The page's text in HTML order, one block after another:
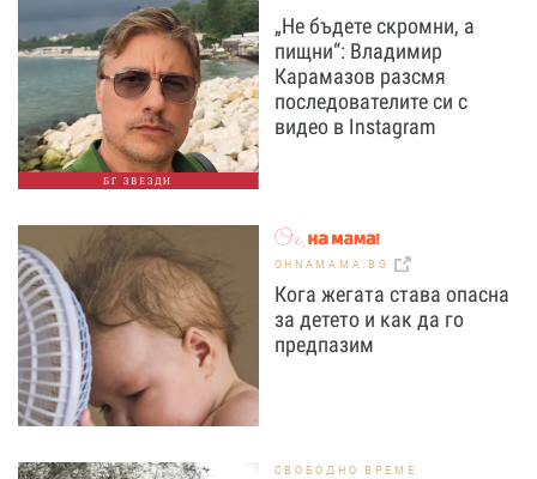
БГ ЗВЕЗДИ
„Не бъдете скромни, а
пищни“: Владимир
Карамазов разсмя
последователите си с
видео в Instagram
OHNAMAMA.BG
Кога жегата става опасна
за детето и как да го
предпазим
СВОБОДНО ВРЕМЕ